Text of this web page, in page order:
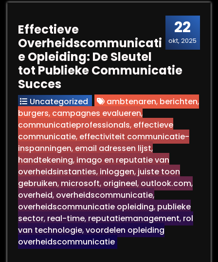
22
okt, 2025
Effectieve
Overheidscommunicati
e Opleiding: De Sleutel
tot Publieke Communicatie
Succes
Uncategorized ambtenaren, berichten,
burgers, campagnes evalueren,
communicatieprofessionals, effectieve
communicatie, effectiviteit communicatie-
inspanningen, email adressen lijst,
handtekening, imago en reputatie van
overheidsinstanties, inloggen, juiste toon
gebruiken, microsoft, origineel, outlook.com,
overheid, overheidscommunicatie,
overheidscommunicatie opleiding, publieke
sector, real-time, reputatiemanagement, rol
van technologie,voordelen opleiding
overheidscommunicatie